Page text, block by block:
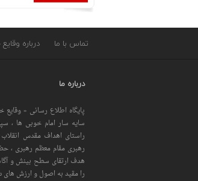
تماس با ما درباره
درباره ما
پایگاه اطلاع رسانی «
سایه سار امام خوبی ها ،
راستای اهداف مقدس
رهبری مقام معظم رهبری ،
هدف ارتقای سطح بینش و
را مقید به اصول و ارزش های